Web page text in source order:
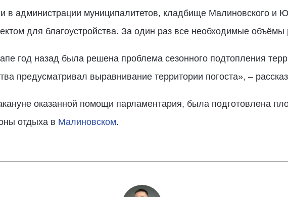
в администрации муниципалитетов, кладбище Малиновского и
для благоустройства. За один раз все необходимые объёмы
год назад была решена проблема сезонного подтопления
предусматривал выравнивание территории погоста», –
оказанной помощи парламентария, была подготовлена
отдыха в Малиновском.